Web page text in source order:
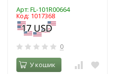
Арт: FL-101R00664
Код: 1017368
0
У кошик